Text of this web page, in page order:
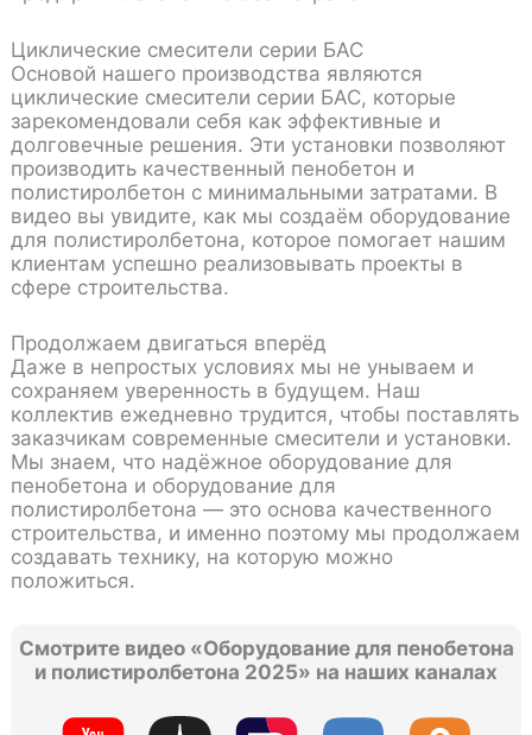
Циклические смесители серии БАС
Основой нашего производства являются
циклические смесители серии БАС, которые
зарекомендовали себя как эффективные и
долговечные решения. Эти установки позволяют
производить качественный пенобетон и
полистиролбетон с минимальными затратами. В
видео вы увидите, как мы создаём оборудование
для полистиролбетона, которое помогает нашим
клиентам успешно реализовывать проекты в
сфере строительства.
Продолжаем двигаться вперёд
Даже в непростых условиях мы не унываем и
сохраняем уверенность в будущем. Наш
коллектив ежедневно трудится, чтобы поставлять
заказчикам современные смесители и установки.
Мы знаем, что надёжное оборудование для
пенобетона и оборудование для
полистиролбетона — это основа качественного
строительства, и именно поэтому мы продолжаем
создавать технику, на которую можно
положиться.
Смотрите видео «Оборудование для пенобетона
и полистиролбетона 2025» на наших каналах